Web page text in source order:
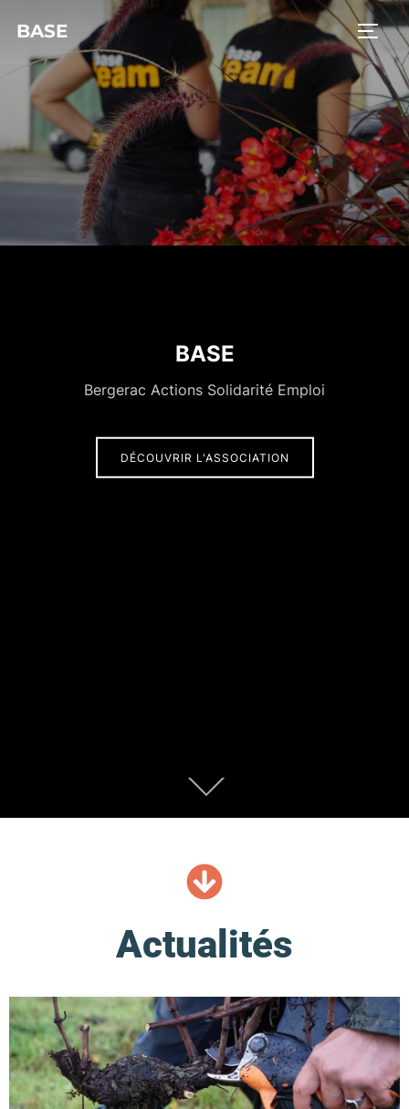
BASE
BASE
Bergerac Actions Solidarité Emploi
DÉCOUVRIR L'ASSOCIATION
Actualités